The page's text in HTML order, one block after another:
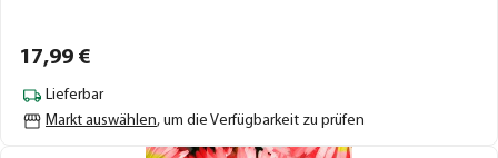
17,99 €
Lieferbar
Markt auswählen, um die Verfügbarkeit zu prüfen